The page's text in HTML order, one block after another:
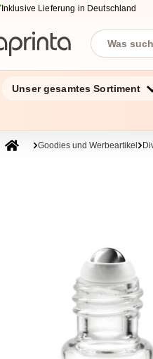
Inklusive Lieferung in Deutschland
Unser gesamtes Sortiment
Goodies und Werbeartikel